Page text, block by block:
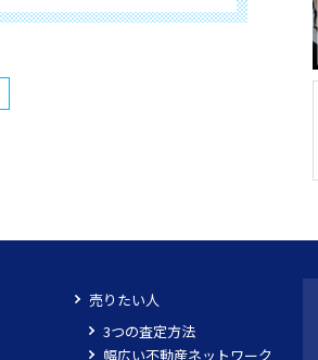
売りたい人
3つの査定方法
幅広い不動産ネットワーク